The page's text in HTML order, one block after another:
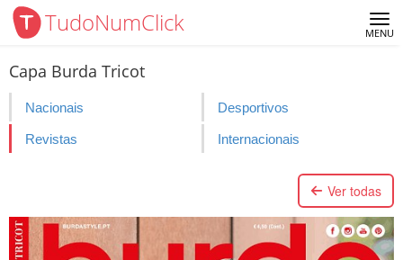
TudoNumClick MENU
Capa Burda Tricot
Nacionais Desportivos
Revistas Internacionais
Ver todas